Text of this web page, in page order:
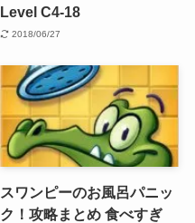
Level C4-18
2018/06/27
スワンピーのお風呂パニッ
ク！攻略まとめ 食べすぎ